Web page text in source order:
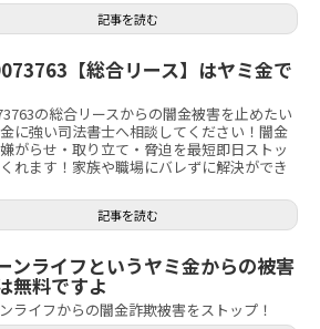
記事を読む
【総合リース】はヤミ金で
の総合リースからの闇金被害を止めたい
に強い司法書士へ相談してください！闇金
がらせ・取り立て・脅迫を最短即日ストッ
れます！家族や職場にバレずに解決ができ
記事を読む
ンライフというヤミ金からの被害
無料ですよ
ライフからの闇金詐欺被害をストップ！